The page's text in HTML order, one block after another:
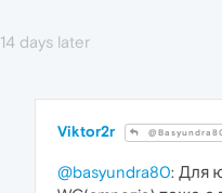
14 days later
Viktor2r
@basyundra80: Для